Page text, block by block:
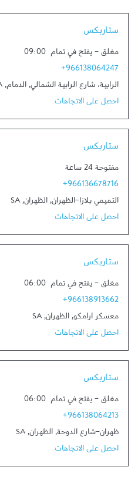
ستاربكس
مغلق - يفتح في تمام 09:00
+966138064247
الرابية، شارع الرابية الشمالي, الدمام,
احصل على الاتجاهات
ستاربكس
مفتوحة 24 ساعة
+966136678716
التميمي بلازا-الظهران, الظهران,
SA
احصل على الاتجاهات
ستاربكس
مغلق - يفتح في تمام 06:00
+966138913662
معسكر ارامكو, الظهران,
SA
احصل على الاتجاهات
ستاربكس
مغلق - يفتح في تمام 06:00
+966138064213
ظهران-شارع الدوحة, الظهران,
SA
احصل على الاتجاهات